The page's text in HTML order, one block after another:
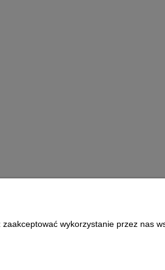
Informacje
wykorzystanie przez nas